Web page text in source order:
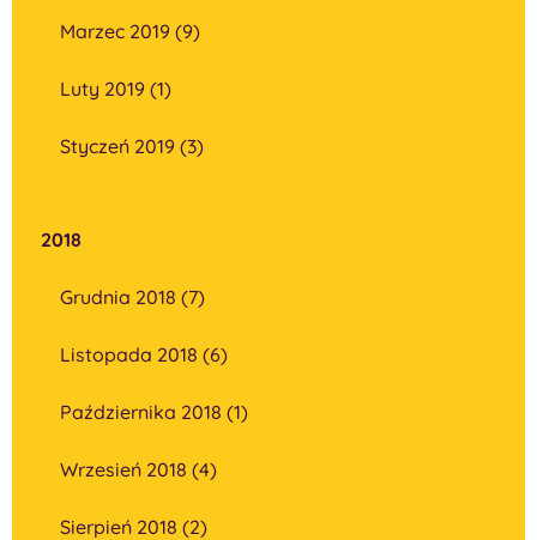
Marzec 2019 (9)
Luty 2019 (1)
Styczeń 2019 (3)
2018
Grudnia 2018 (7)
Listopada 2018 (6)
Października 2018 (1)
Wrzesień 2018 (4)
Sierpień 2018 (2)